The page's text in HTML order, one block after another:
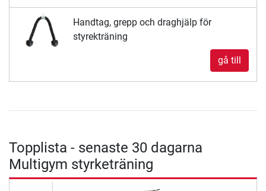
Handtag, grepp och draghjälp för
styrekträning
gå till
Topplista - senaste 30 dagarna
Multigym styrketräning